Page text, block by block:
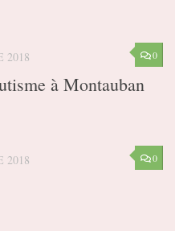
0
2018
à Montauban
0
2018